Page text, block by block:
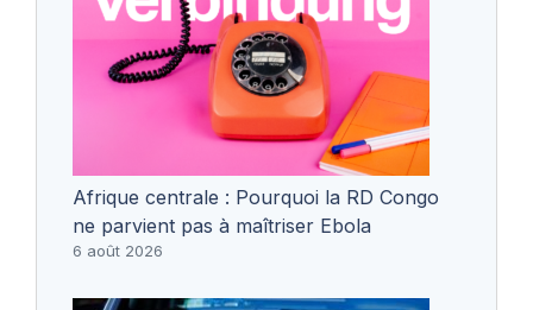
Afrique centrale : Pourquoi la RD Congo
ne parvient pas à maîtriser Ebola
6 août 2026